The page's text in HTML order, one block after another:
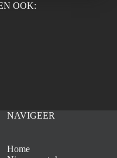
OOK:
NAVIGEER
Home